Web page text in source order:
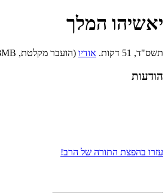
יאשיהו המלך
תשס"ד, 51 דקות. אודיו (הועבר מקלטת, MP3, 18MB).
הודעות
עזרו בהפצת התורה של הרב!